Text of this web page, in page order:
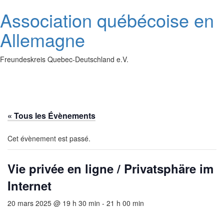
Association québécoise en
Allemagne
Freundeskreis Quebec-Deutschland e.V.
« Tous les Évènements
Cet évènement est passé.
Vie privée en ligne / Privatsphäre im
Internet
20 mars 2025 @ 19 h 30 min - 21 h 00 min